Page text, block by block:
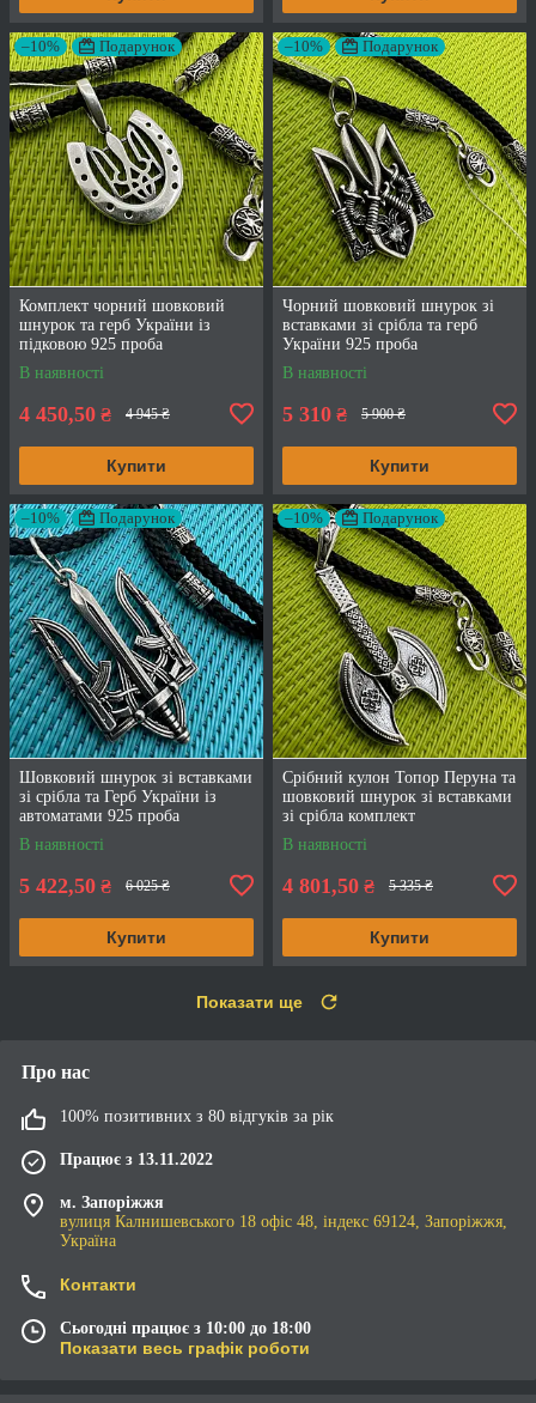
–10% Подарунок
Комплект чорний шовковий
шнурок та герб України із
підковою 925 проба
В наявності
4 450,50 ₴ 4 945 ₴
Купити
–10% Подарунок
Чорний шовковий шнурок зі
вставками зі срібла та герб
України 925 проба
В наявності
5 310 ₴ 5 900 ₴
Купити
–10% Подарунок
Шовковий шнурок зі вставками
зі срібла та Герб України із
автоматами 925 проба
В наявності
5 422,50 ₴ 6 025 ₴
Купити
–10% Подарунок
Срібний кулон Топор Перуна та
шовковий шнурок зі вставками
зі срібла комплект
В наявності
4 801,50 ₴ 5 335 ₴
Купити
Показати ще
Про нас
100% позитивних з 80 відгуків за рік
Працює з 13.11.2022
м. Запоріжжя
вулиця Калнишевського 18 офіс 48, індекс 69124, Запоріжжя,
Україна
Контакти
Сьогодні працює з 10:00 до 18:00
Показати весь графік роботи